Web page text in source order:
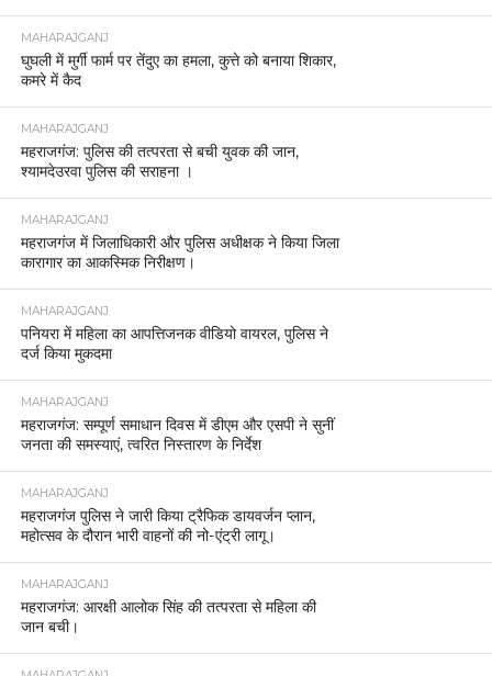
MAHARAJGANJ
घुघली में मुर्गी फार्म पर तेंदुए का हमला, कुत्ते को बनाया शिकार,
कमरे में कैद
MAHARAJGANJ
महराजगंज: पुलिस की तत्परता से बची युवक की जान,
श्यामदेउरवा पुलिस की सराहना ।
MAHARAJGANJ
महराजगंज में जिलाधिकारी और पुलिस अधीक्षक ने किया जिला
कारागार का आकस्मिक निरीक्षण।
MAHARAJGANJ
पनियरा में महिला का आपत्तिजनक वीडियो वायरल, पुलिस ने
दर्ज किया मुकदमा
MAHARAJGANJ
महराजगंज: सम्पूर्ण समाधान दिवस में डीएम और एसपी ने सुनीं
जनता की समस्याएं, त्वरित निस्तारण के निर्देश
MAHARAJGANJ
महराजगंज पुलिस ने जारी किया ट्रैफिक डायवर्जन प्लान,
महोत्सव के दौरान भारी वाहनों की नो-एंट्री लागू।
MAHARAJGANJ
महराजगंज: आरक्षी आलोक सिंह की तत्परता से महिला की
जान बची।